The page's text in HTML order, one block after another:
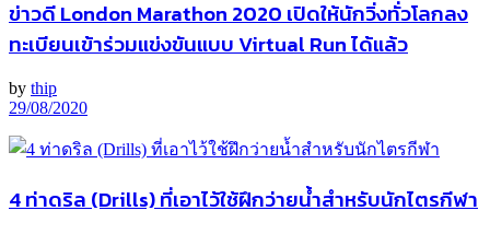
ข่าวดี London Marathon 2020 เปิดให้นักวิ่งทั่วโลกลง
ทะเบียนเข้าร่วมแข่งขันแบบ Virtual Run ได้แล้ว
by thip
29/08/2020
4 ท่าดริล (Drills) ที่เอาไว้ใช้ฝึกว่ายน้ำสำหรับนักไตรกีฬา